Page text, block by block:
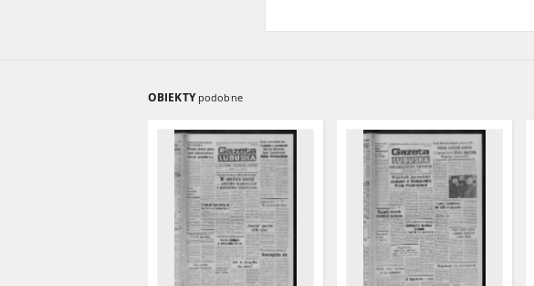
OBIEKTY podobne